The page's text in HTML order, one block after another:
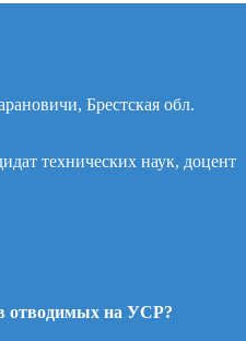
Брестская обл.
технических наук, доцент
отводимых на УСР?